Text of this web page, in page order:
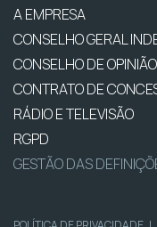
A EMPRESA
CONSELHO GERAL
CONSELHO DE OPINIÃO
CONTRATO DE
RÁDIO E TELEVISÃO
RGPD
GESTÃO DAS